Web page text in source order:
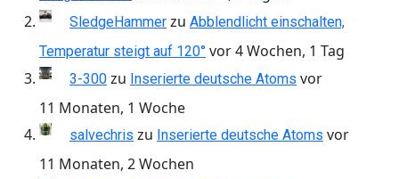
SledgeHammer zu Abblendlicht einschalten,
Temperatur steigt auf 120° vor 4 Wochen, 1 Tag
3-300 zu Inserierte deutsche Atoms vor
11 Monaten, 1 Woche
salvechris zu Inserierte deutsche Atoms vor
11 Monaten, 2 Wochen